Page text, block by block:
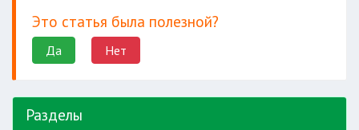
Это статья была полезной?
Да Нет
Разделы